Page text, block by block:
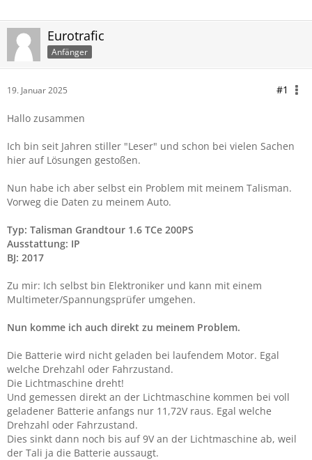
Eurotrafic
Anfänger
19. Januar 2025 #1
Hallo zusammen
Ich bin seit Jahren stiller "Leser" und schon bei vielen Sachen
hier auf Lösungen gestoßen.
Nun habe ich aber selbst ein Problem mit meinem Talisman.
Vorweg die Daten zu meinem Auto.
Typ: Talisman Grandtour 1.6 TCe 200PS
Ausstattung: IP
BJ: 2017
Zu mir: Ich selbst bin Elektroniker und kann mit einem
Multimeter/Spannungsprüfer umgehen.
Nun komme ich auch direkt zu meinem Problem.
Die Batterie wird nicht geladen bei laufendem Motor. Egal
welche Drehzahl oder Fahrzustand.
Die Lichtmaschine dreht!
Und gemessen direkt an der Lichtmaschine kommen bei voll
geladener Batterie anfangs nur 11,72V raus. Egal welche
Drehzahl oder Fahrzustand.
Dies sinkt dann noch bis auf 9V an der Lichtmaschine ab, weil
der Tali ja die Batterie aussaugt.